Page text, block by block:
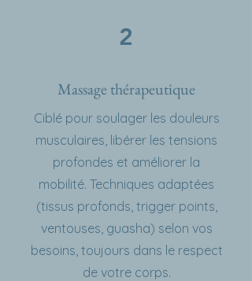
2
Massage thérapeutique
Ciblé pour soulager les douleurs
musculaires, libérer les tensions
profondes et améliorer la
mobilité. Techniques adaptées
(tissus profonds, trigger points,
ventouses, guasha) selon vos
besoins, toujours dans le respect
de votre corps.